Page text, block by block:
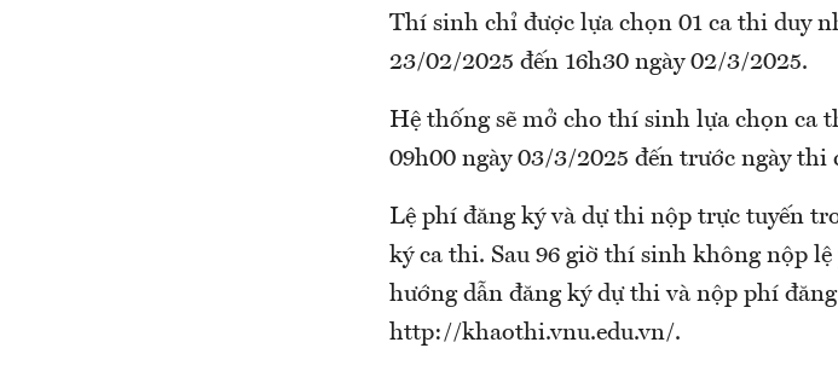
Thí sinh chỉ được lựa chọn 01 ca thi duy
23/02/2025 đến 16h30 ngày 02/3/2025.
Hệ thống sẽ mở cho thí sinh lựa chọn ca
09h00 ngày 03/3/2025 đến trước ngày thi
Lệ phí đăng ký và dự thi nộp trực tuyến
ký ca thi. Sau 96 giờ thí sinh không nộp
hướng dẫn đăng ký dự thi và nộp phí
http://khaothi.vnu.edu.vn/.